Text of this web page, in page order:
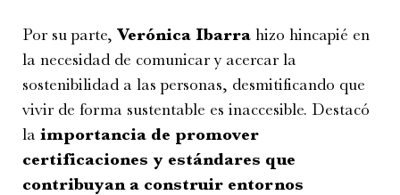
Por su parte, Verónica Ibarra hizo hincapié en
la necesidad de comunicar y acercar la
sostenibilidad a las personas, desmitificando que
vivir de forma sustentable es inaccesible. Destacó
la importancia de promover
certificaciones y estándares que
contribuyan a construir entornos